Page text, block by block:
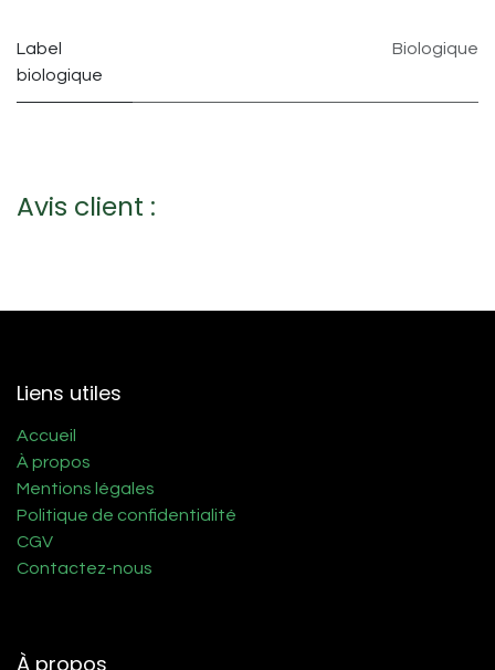
Label
biologique
Biologique
Avis client :
Liens utiles
Accueil
À propos
Mentions légales
Politique de confidentialité
CGV
Contactez-nous
À propos